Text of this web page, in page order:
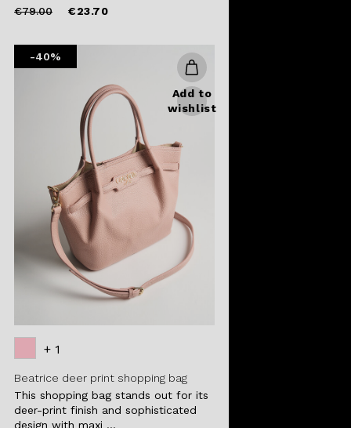
Price
€79.00to €23.70
-40%
Add to
wishlist
+ 1
Beatrice deer print shopping bag
This shopping bag stands out for its
deer-print finish and sophisticated
design with maxi ...